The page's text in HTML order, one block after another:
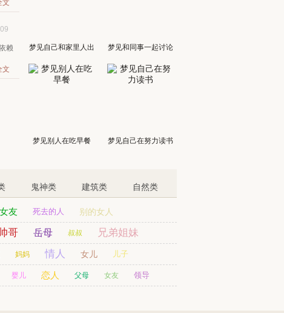
文
赖
文
梦见自己和家里人出
门
梦见和同事一起讨论
梦见别人在吃早餐 梦见自己在努力读书
鬼神类 建筑类 自然类
友 死去的人 别的女人
哥 岳母 叔叔 兄弟姐妹
妈妈 情人 女儿 儿子
婴儿 恋人 父母 女友 领导